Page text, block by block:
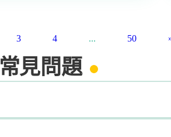
3 4 ... 50
常見問題